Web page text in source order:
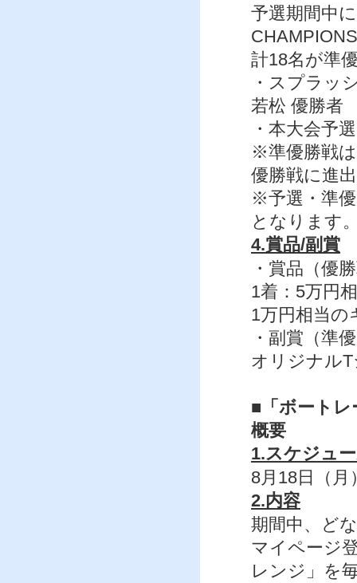
予選期間中
計18名が準
・スプラッ
若松 優勝者
・本大会予
※準優勝戦
優勝戦に進
※予選・準
となります
4.賞品/副賞
・賞品（優
1着：5万円
1万円相当の
・副賞（準
オリジナル
■「ボート
概要
1.スケジュ
8月18日（月
2.内容
期間中、ど
マイページ
レンジ」を